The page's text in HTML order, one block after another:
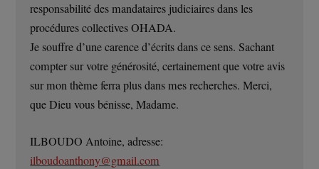
responsabilité des mandataires judiciaires dans les
procédures collectives OHADA.
Je souffre d’une carence d’écrits dans ce sens. Sachant
compter sur votre générosité, certainement que votre avis
sur mon thème ferra plus dans mes recherches. Merci,
que Dieu vous bénisse, Madame.
ILBOUDO Antoine, adresse:
ilboudoanthony@gmail.com